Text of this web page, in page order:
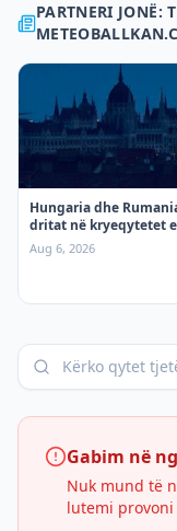
PARTNERI JONË:
Hungaria dhe
dritat në kryeqytetet
shkak nxehtësia
Aug 6, 2026
Gabim në
Nuk mund të
lutemi